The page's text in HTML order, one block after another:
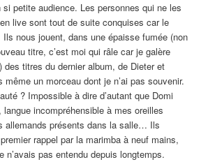
petite audience. Les personnes qui ne les
live sont tout de suite conquises car le
nous jouent, dans une épaisse fumée (non
titre, c’est moi qui râle car je galère
des titres du dernier album, de Dieter et
même un morceau dont je n’ai pas souvenir.
? Impossible à dire d’autant que Domi
langue incompréhensible à mes oreilles
allemands présents dans la salle… Ils
rappel par la marimba à neuf mains,
n’avais pas entendu depuis longtemps.